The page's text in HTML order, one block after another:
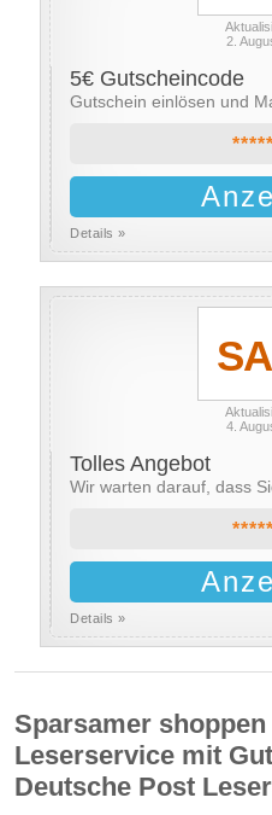
2.
5€ Gutscheincode
Gutschein einlösen und
Details »
4.
Tolles Angebot
Wir warten darauf, dass
Details »
Sparsamer
Leserservice mit
Deutsche Post